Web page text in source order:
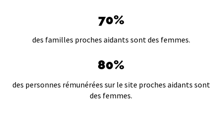
70%
des familles proches aidants sont des femmes.
80%
des personnes rémunérées sur le site proches aidants sont
des femmes.